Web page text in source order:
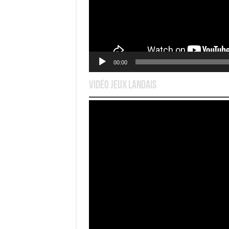
00:00
Vidéo Jeux Landais